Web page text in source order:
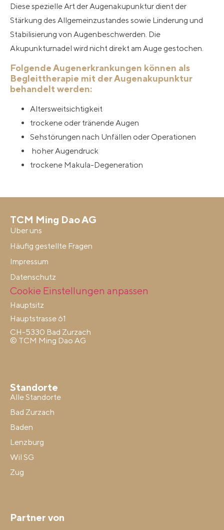
Diese spezielle Art der Augenakupunktur dient der
Stärkung des Allgemeinzustandes sowie Linderung und
Stabilisierung von Augenbeschwerden. Die
Akupunkturnadel wird nicht direkt am Auge gestochen.
Folgende Augenerkrankungen können als
Begleittherapie mit der Augenakupunktur
behandelt werden:
Altersweitsichtigkeit
trockene oder tränende Augen
Sehstörungen nach Unfällen oder Operationen
hoher Augendruck
trockene Makula-Degeneration
TCM Ming Dao AG
Über uns
Häufig gestellte Fragen
Impressum
Datenschutz
Cookie Einstellungen anpassen
Hauptsitz
Hauptstrasse 61
CH-5330 Bad Zurzach
© TCM Ming Dao AG
Standorte
Alle Standorte
Bad Zurzach
Baden
Lenzburg
Wil SG
Zug
Partner von